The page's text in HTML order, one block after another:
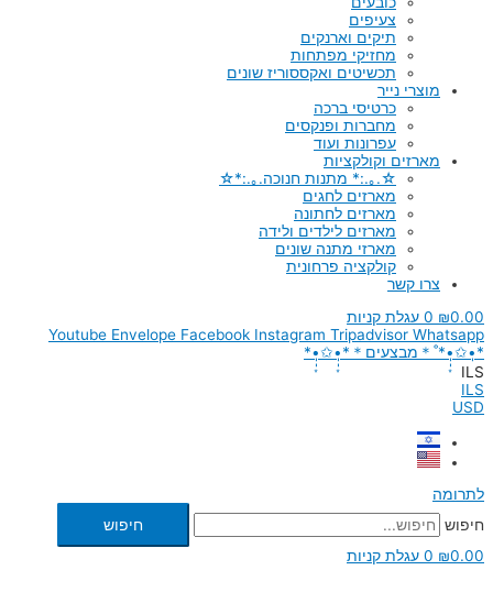
צעיפים
תיקים וארנקים
מחזיקי מפתחות
תכשיטים ואקססוריז שונים
מוצרי נייר
כרטיסי ברכה
מחברות ופנקסים
עפרונות ועוד
מארזים וקולקציות
☆.｡.:* מתנות חנוכה.｡.:*☆
מארזים לחגים
מארזים לחתונה
מארזים לילדים ולידה
מארזי מתנה שונים
קולקציה פרחונית
צרו קשר
₪0.00
0 עגלת קניות
Youtube Envelope Facebook Instagram Tripadvisor Whatsapp
*•̩̩͙✩•̩̩͙*˚＊מבצעים＊*•̩̩͙✩•̩̩͙*
ILS
ILS
USD
לתרומה
חיפוש
חיפוש
₪0.00
0 עגלת קניות